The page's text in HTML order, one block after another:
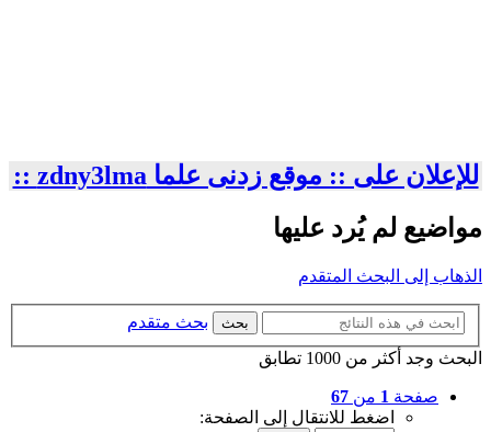
للإعلان على :: موقع زدنى علما zdny3lma ::
مواضيع لم يُرد عليها
الذهاب إلى البحث المتقدم
بحث
بحث متقدم
البحث وجد أكثر من 1000 تطابق
صفحة 1 من 67
اضغط للانتقال إلى الصفحة: